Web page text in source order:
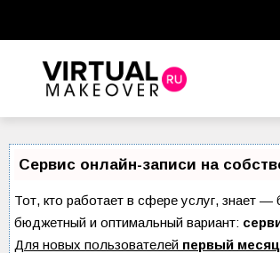
Сервис онлайн-записи на
Тот, кто работает в сфере услуг, знает
бюджетный и оптимальный вариант:
Для новых пользователей первый